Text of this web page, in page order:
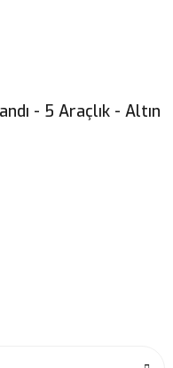
- 5 Araçlık - Altın